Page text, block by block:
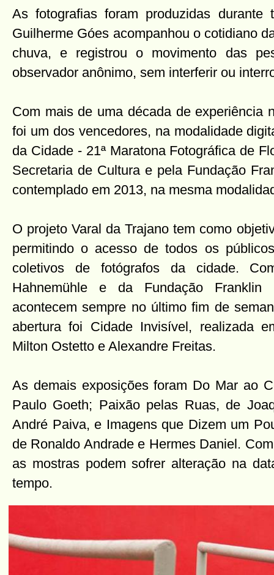
As fotografias foram produzidas durante
Guilherme Góes acompanhou o cotidiano
chuva, e registrou o movimento das
observador anônimo, sem interferir ou
Com mais de uma década de experiência
foi um dos vencedores, na modalidade
da Cidade - 21ª Maratona Fotográfica de
Secretaria de Cultura e pela Fundação
contemplado em 2013, na mesma
O projeto Varal da Trajano tem como
permitindo o acesso de todos os
coletivos de fotógrafos da cidade.
Hahnemühle e da Fundação Franklin
acontecem sempre no último fim de
abertura foi Cidade Invisível, realizada
Milton Ostetto e Alexandre Freitas.
As demais exposições foram Do Mar ao
Paulo Goeth; Paixão pelas Ruas, de
André Paiva, e Imagens que Dizem um
de Ronaldo Andrade e Hermes Daniel.
as mostras podem sofrer alteração na
tempo.